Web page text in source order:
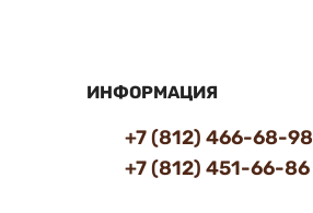
ИНФОРМАЦИЯ
+7 (812) 466-68-98
+7 (812) 451-66-86